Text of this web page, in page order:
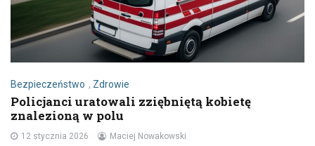
Bezpieczeństwo , Zdrowie
Policjanci uratowali zziębniętą kobietę
znalezioną w polu
12 stycznia 2026 Maciej Nowakowski